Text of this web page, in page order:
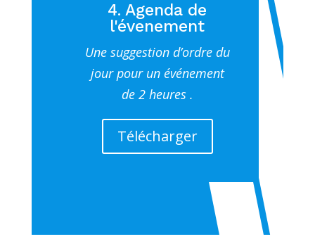
4. Agenda de
l'évenement
Une suggestion d’ordre du
jour pour un événement
de 2 heures .
Télécharger